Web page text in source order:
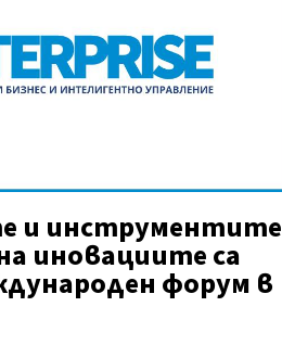
и инструментите
иновациите са
форум в